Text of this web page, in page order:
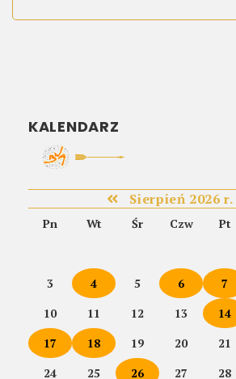
KALENDARZ
Sierpień 2026 r.
Pn Wt Śr Czw Pt
3
4 5 6 7
10
11 12 13 14
17
18 19 20 21
24
25 26 27 28